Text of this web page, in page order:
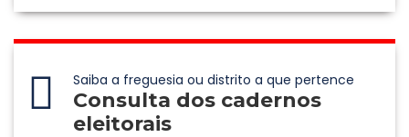
Saiba a freguesia ou distrito a que pertence
Consulta dos cadernos
eleitorais